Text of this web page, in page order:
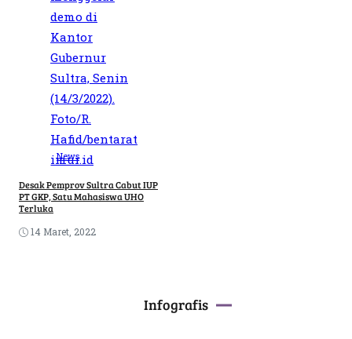
News
Desak Pemprov Sultra Cabut IUP
PT GKP, Satu Mahasiswa UHO
Terluka
14 Maret, 2022
Infografis